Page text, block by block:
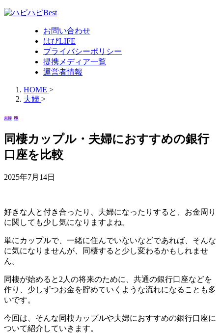
お問い合わせ
はぴLIFE
プライバシーポリシー
提携メディア一覧
運営者情報
HOME >
夫婦 >
夫婦 PR
同棲カップル・夫婦におすすめの銀行
口座を比較
2025年7月14日
好きな人と付き合ったり、夫婦になったりすると、お金周り
に関しても少し気になりますよね。
単にカップルで、一緒に住んでいないなどであれば、そんな
に気になりませんが、同棲すると少し変わるかもしれませ
ん。
同棲が始めると2人の将来のために、共通の銀行口座などを
作り、少しずつお金を貯めていくような流れになることも多
いです。
今回は、そんな同棲カップルや夫婦におすすめの銀行口座に
ついて紹介していきます。